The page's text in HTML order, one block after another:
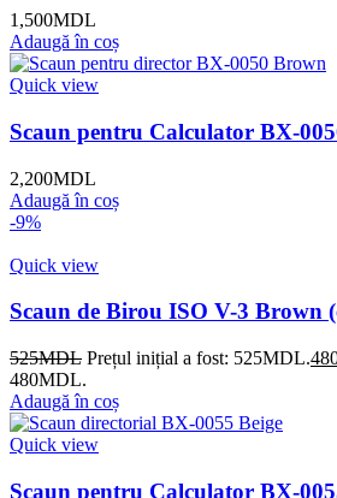
1,500MDL
Adaugă în coș
Quick view
Scaun pentru Calculator BX-
2,200MDL
Adaugă în coș
-9%
Quick view
Scaun de Birou ISO V-3 Brown
525MDL Prețul inițial a fost: 525MDL.
480MDL.
Adaugă în coș
Quick view
Scaun pentru Calculator BX-